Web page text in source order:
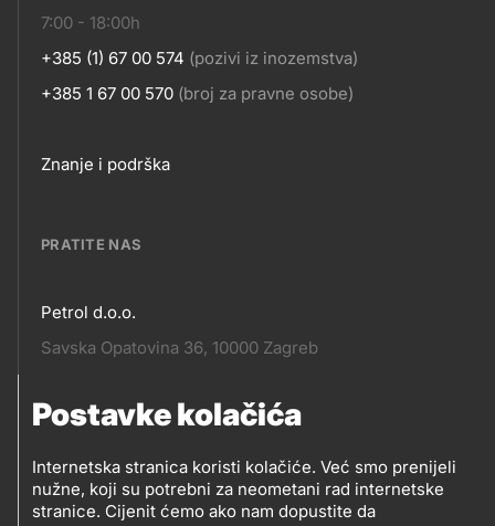
Postavke kolačića
Internetska stranica koristi kolačiće. Već smo prenijeli
nužne, koji su potrebni za neometani rad internetske
stranice. Cijenit ćemo ako nam dopustite da
7:00 - 18:00h
+385 (1) 67 00 574 (pozivi iz inozemstva)
+385 1 67 00 570 (broj za pravne osobe)
Footer
Znanje i podrška
PRATITE NAS
Pratite
Petrol d.o.o.
Savska Opatovina 36, 10000 Zagreb
Pratite
nas
Social
media
PRATITE PETROL NA